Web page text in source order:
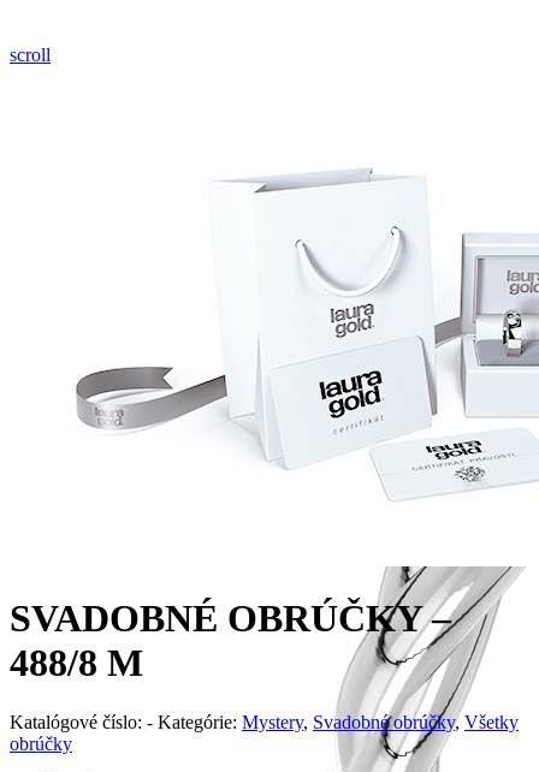
scroll
SVADOBNÉ OBRÚČKY –
488/8 M
Katalógové číslo: - Kategórie: Mystery, Svadobné obrúčky, Všetky
obrúčky